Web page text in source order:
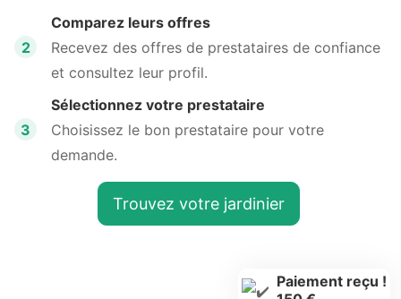
2
Comparez leurs offres
Recevez des offres de prestataires de confiance
et consultez leur profil.
3
Sélectionnez votre prestataire
Choisissez le bon prestataire pour votre
demande.
Trouvez votre jardinier
Paiement reçu !